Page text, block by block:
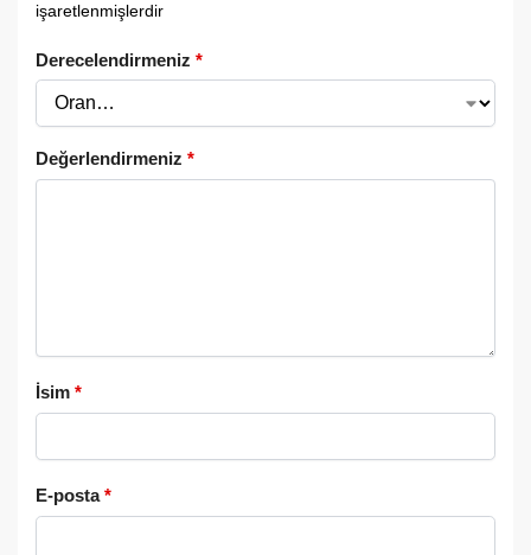
işaretlenmişlerdir
Derecelendirmeniz *
Değerlendirmeniz *
İsim *
E-posta*